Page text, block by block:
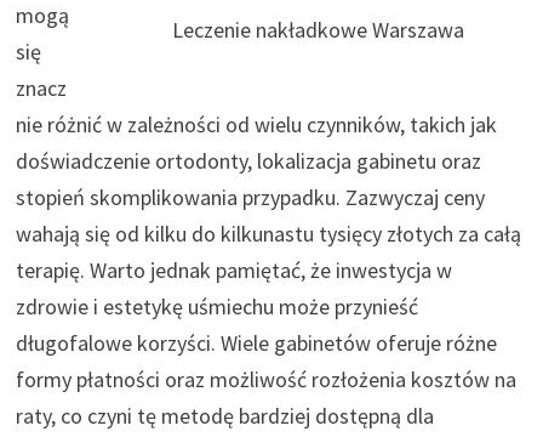
Leczenie nakładkowe Warszawa
mogą
się
znacz
nie różnić w zależności od wielu czynników, takich jak
doświadczenie ortodonty, lokalizacja gabinetu oraz
stopień skomplikowania przypadku. Zazwyczaj ceny
wahają się od kilku do kilkunastu tysięcy złotych za całą
terapię. Warto jednak pamiętać, że inwestycja w
zdrowie i estetykę uśmiechu może przynieść
długofalowe korzyści. Wiele gabinetów oferuje różne
formy płatności oraz możliwość rozłożenia kosztów na
raty, co czyni tę metodę bardziej dostępną dla